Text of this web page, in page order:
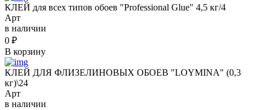
КЛЕЙ для всех типов обоев "Professional Glue" 4,5 кг/4
Арт
в наличии
0 ₽
В корзину
КЛЕЙ ДЛЯ ФЛИЗЕЛИНОВЫХ ОБОЕВ "LOYMINA" (0,3
кг)\24
Арт
в наличии